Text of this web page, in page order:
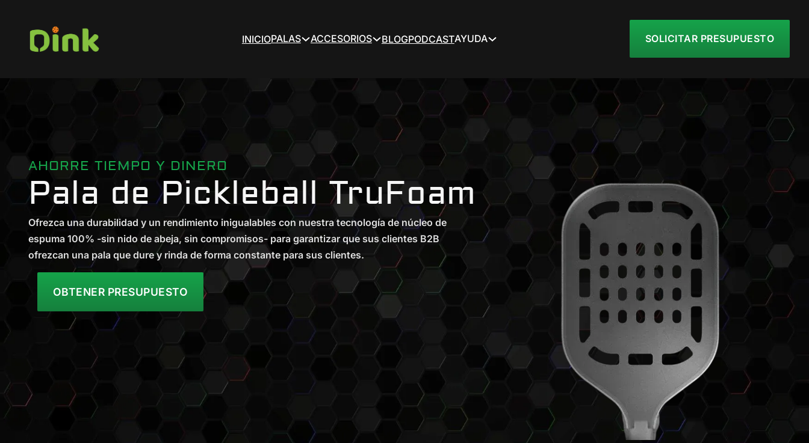
INICIOPALAS ACCESORIOS BLOGPODCASTAYUDA SOLICITAR PRESUPUESTO
AHORRE TIEMPO Y DINERO
Pala de Pickleball TruFoam
Ofrezca una durabilidad y un rendimiento inigualables con nuestra tecnología de núcleo de
espuma 100% -sin nido de abeja, sin compromisos- para garantizar que sus clientes B2B
ofrezcan una pala que dure y rinda de forma constante para sus clientes.
OBTENER PRESUPUESTO